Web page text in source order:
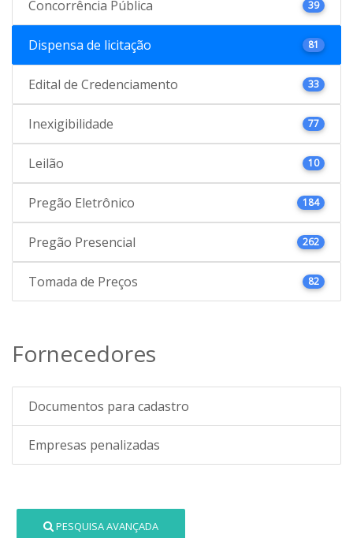
Concorrência Pública 39
Dispensa de licitação 81
Edital de Credenciamento 33
Inexigibilidade 77
Leilão 10
Pregão Eletrônico 184
Pregão Presencial 262
Tomada de Preços 82
Fornecedores
Documentos para cadastro
Empresas penalizadas
PESQUISA AVANÇADA